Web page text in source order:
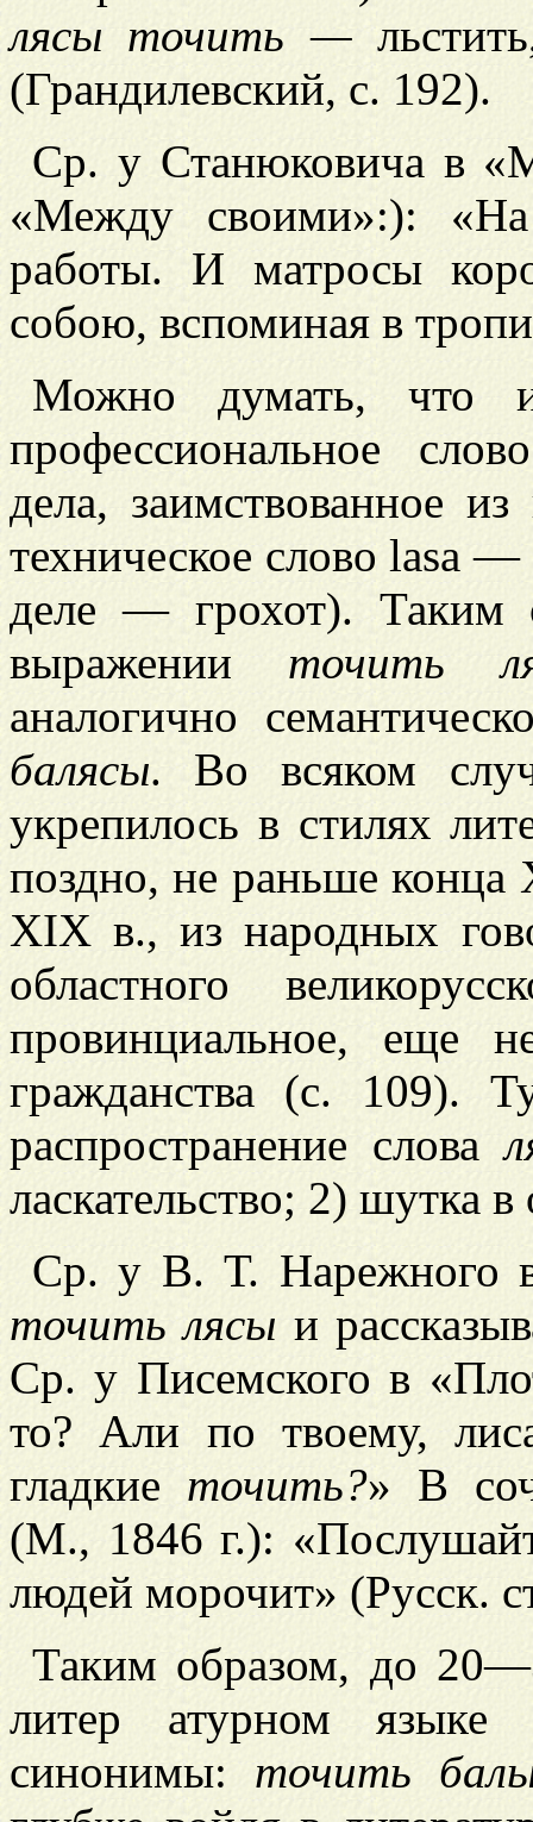
лясы точить —
(Грандилевский, с. 192).
Ср. у Станюковича в
«Между своими»:):
работы. И матросы
собою, вспоминая в
Можно думать,
профессиональное
дела, заимствованное
техническое слово lasa
деле — грохот). Таким
выражении точить
аналогично
балясы. Во всяком
укрепилось в стилях
поздно, не раньше
XIX в., из народных
областного
провинциальное, еще
гражданства (с. 109).
распространение слова
ласкательство; 2) шутка
Ср. у В. Т. Нарежного
точить лясы и
Ср. у Писемского в
то? Али по твоему,
гладкие точить?» В
(М., 1846 г.):
людей морочит» (Русск.
Таким образом, до
литер атурном языке
синонимы: точить